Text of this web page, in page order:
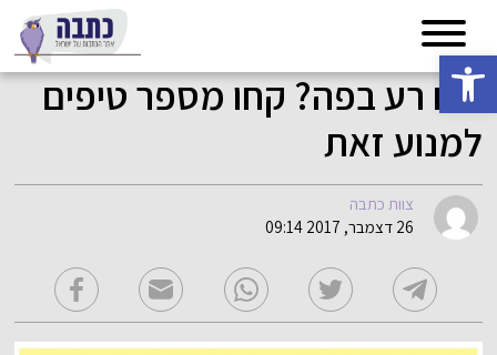
פתח סרגל נגישות
ריח רע בפה? קחו מספר טיפים
למנוע זאת
צוות כתבה
26 דצמבר, 2017 09:14